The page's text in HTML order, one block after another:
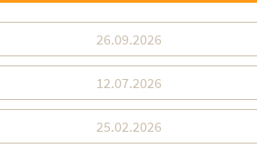
26.09.2026
12.07.2026
25.02.2026